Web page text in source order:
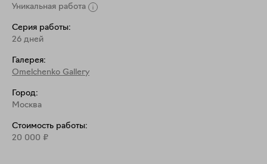
Уникальная работа
Серия работы:
26 дней
Галерея:
Omelchenko Gallery
Город:
Москва
Стоимость работы:
20 000 ₽